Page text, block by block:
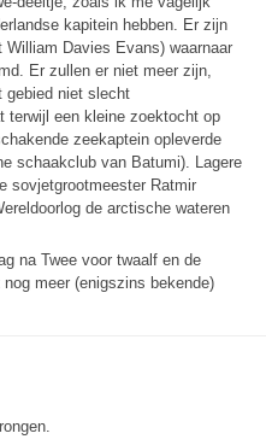
kapitein hebben. Er zijn
Davies Evans) waarnaar
Er zullen er niet meer zijn,
gebied niet slecht
terwijl een kleine zoektocht op
zeekaptein opleverde
schaakclub van Batumi). Lagere
sovjetgrootmeester Ratmir
de arctische wateren
na Twee voor twaalf en de
meer (enigszins bekende)